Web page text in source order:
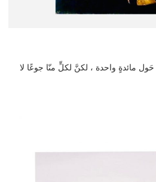
حَول مائدةٍ واحدة ، لكنَّ لكلٍّ منّا جوعًا لا